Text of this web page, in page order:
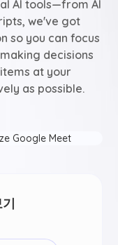
AI tools—from AI
we've got
so you can focus
decisions
at your
as possible.